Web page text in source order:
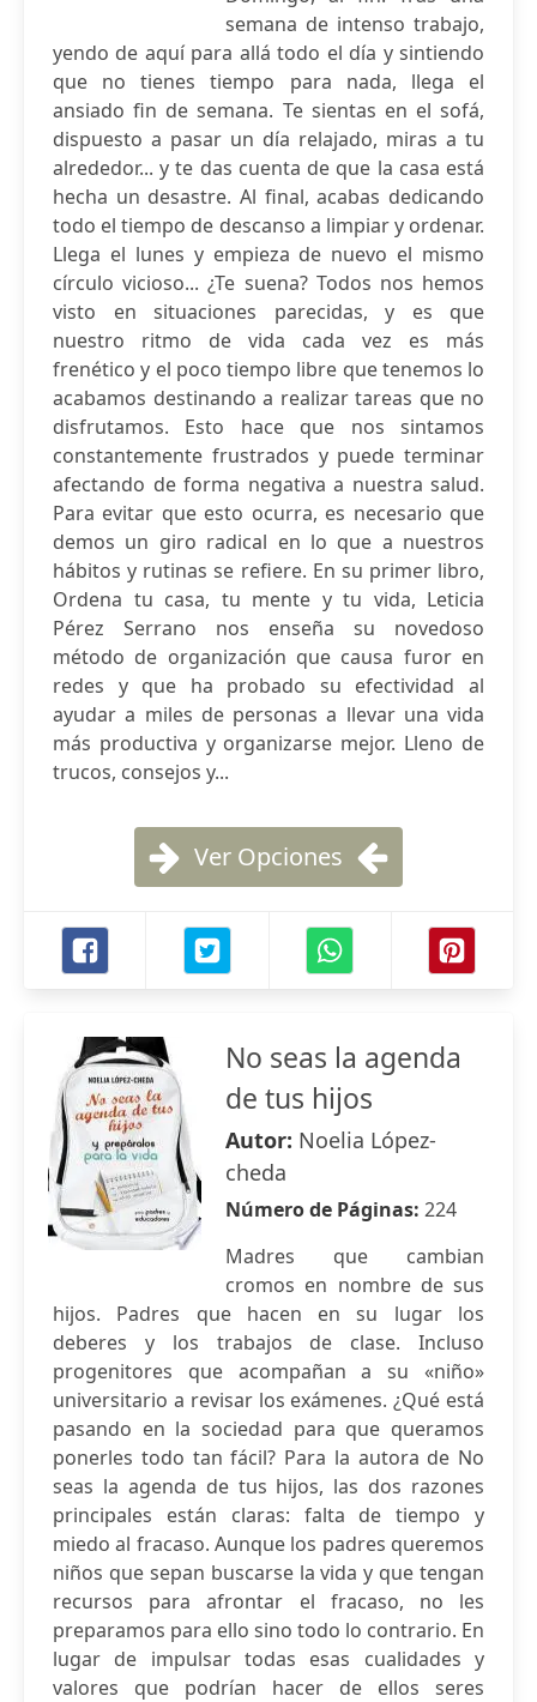
semana de intenso trabajo,
yendo de aquí para allá todo el día y sintiendo
que no tienes tiempo para nada, llega el
ansiado fin de semana. Te sientas en el sofá,
dispuesto a pasar un día relajado, miras a tu
alrededor... y te das cuenta de que la casa está
hecha un desastre. Al final, acabas dedicando
todo el tiempo de descanso a limpiar y ordenar.
Llega el lunes y empieza de nuevo el mismo
círculo vicioso... ¿Te suena? Todos nos hemos
visto en situaciones parecidas, y es que
nuestro ritmo de vida cada vez es más
frenético y el poco tiempo libre que tenemos lo
acabamos destinando a realizar tareas que no
disfrutamos. Esto hace que nos sintamos
constantemente frustrados y puede terminar
afectando de forma negativa a nuestra salud.
Para evitar que esto ocurra, es necesario que
demos un giro radical en lo que a nuestros
hábitos y rutinas se refiere. En su primer libro,
Ordena tu casa, tu mente y tu vida, Leticia
Pérez Serrano nos enseña su novedoso
método de organización que causa furor en
redes y que ha probado su efectividad al
ayudar a miles de personas a llevar una vida
más productiva y organizarse mejor. Lleno de
trucos, consejos y...
Ver Opciones
No seas la agenda
de tus hijos
Autor: Noelia López-
cheda
Número de Páginas: 224
Madres que cambian
cromos en nombre de sus
hijos. Padres que hacen en su lugar los
deberes y los trabajos de clase. Incluso
progenitores que acompañan a su «niño»
universitario a revisar los exámenes. ¿Qué está
pasando en la sociedad para que queramos
ponerles todo tan fácil? Para la autora de No
seas la agenda de tus hijos, las dos razones
principales están claras: falta de tiempo y
miedo al fracaso. Aunque los padres queremos
niños que sepan buscarse la vida y que tengan
recursos para afrontar el fracaso, no les
preparamos para ello sino todo lo contrario. En
lugar de impulsar todas esas cualidades y
valores que podrían hacer de ellos seres